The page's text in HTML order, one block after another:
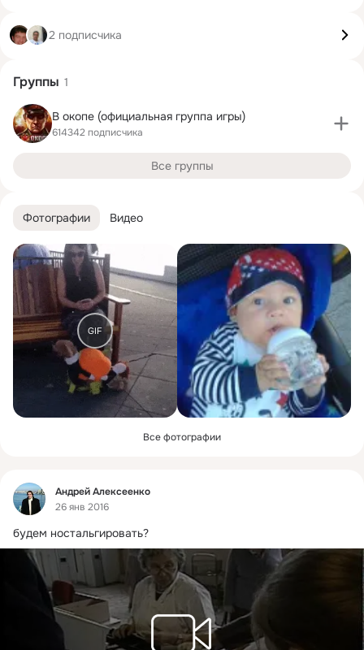
Фотографии Видео
GIF
Все фотографии
Фид
Андрей Алексеенко
26 янв 2016
будем ностальгировать?
2 подписчика
Группы 1
В окопе (официальная группа игры)
614342 подписчика
Все группы